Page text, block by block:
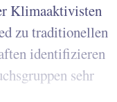
Klimaaktivisten
zu traditionellen
identifizieren
sehr